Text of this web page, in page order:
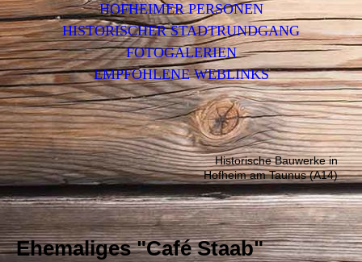
HOFHEIMER PERSONEN
HISTORISCHER STADTRUNDGANG
FOTOGALERIEN
EMPFOHLENE WEBLINKS
Historische Bauwerke in
Hofheim am Taunus (A14)
Ehemaliges "Café Staab"